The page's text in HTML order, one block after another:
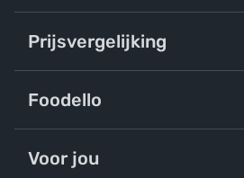
Prijsvergelijking
Foodello
Voor jou